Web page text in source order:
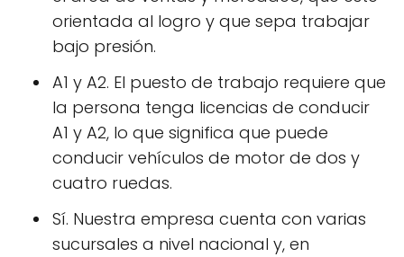
orientada al logro y que sepa trabajar
bajo presión.
A1 y A2. El puesto de trabajo requiere que
la persona tenga licencias de conducir
A1 y A2, lo que significa que puede
conducir vehículos de motor de dos y
cuatro ruedas.
Sí. Nuestra empresa cuenta con varias
sucursales a nivel nacional y, en